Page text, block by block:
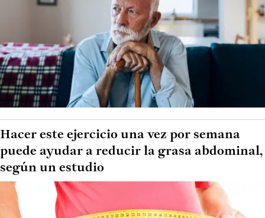
Hacer este ejercicio una vez por semana
puede ayudar a reducir la grasa abdominal,
según un estudio